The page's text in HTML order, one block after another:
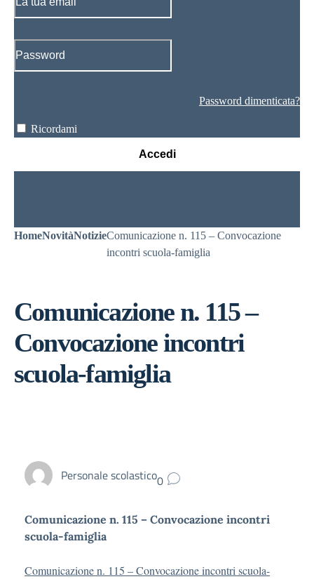
Password dimenticata?
Ricordami
Accedi
HomeNovitàNotizieComunicazione n. 115 – Convocazione
incontri scuola-famiglia
Comunicazione n. 115 –
Convocazione incontri
scuola-famiglia
Personale scolastico0
Comunicazione n. 115 – Convocazione incontri
scuola-famiglia
Comunicazione n. 115 – Convocazione incontri scuola-